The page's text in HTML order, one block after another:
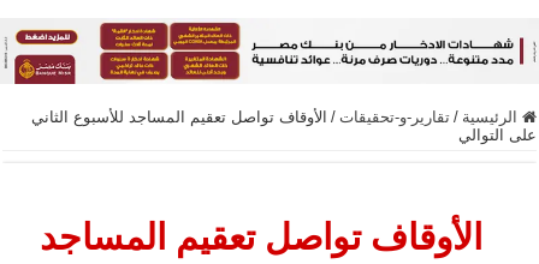
الرئيسية / تقارير-و-تحقيقات / الأوقاف تواصل تعقيم المساجد للأسبوع الثاني
على التوالي
الأوقاف تواصل تعقيم المساجد